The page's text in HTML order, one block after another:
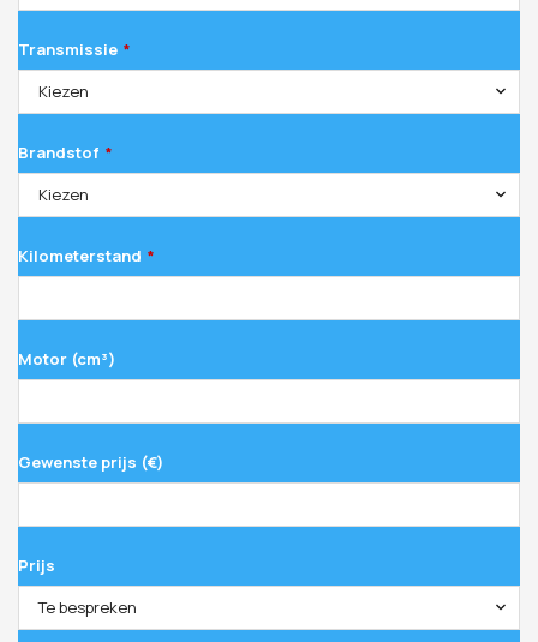
Transmissie *
Kiezen
Brandstof *
Kiezen
Kilometerstand *
Motor (cm³)
Gewenste prijs (€)
Prijs
Te bespreken